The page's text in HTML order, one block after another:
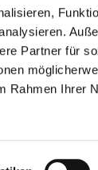
Partner für
Rahmen Ihrer
Uhr